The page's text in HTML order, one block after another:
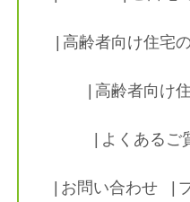
高齢者向け住宅
高齢者向け
よくあるご
お問い合わせ